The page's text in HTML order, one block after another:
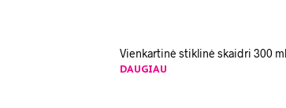
Vienkartinė stiklinė skaidri 300 ml
DAUGIAU